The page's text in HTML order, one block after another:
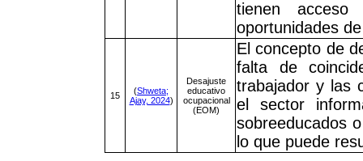
tienen
oportunidades
15 (Shweta;
Ajay, 2024)
Desajuste
educativo
ocupacional
(EOM)
El concepto de
falta de
trabajador y las
el sector
sobreeducados
lo que puede